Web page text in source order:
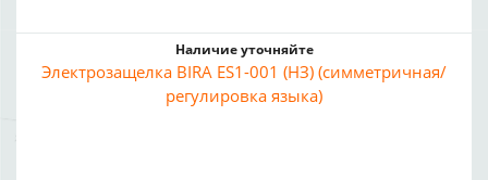
Наличие уточняйте
Электрозащелка BIRA ES1-001 (НЗ) (симметричная/
регулировка языка)